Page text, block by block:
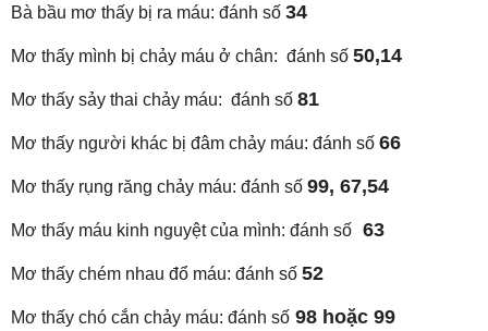
Bà bầu mơ thấy bị ra máu: đánh số 34
Mơ thấy mình bị chảy máu ở chân: đánh số 50,14
Mơ thấy sảy thai chảy máu: đánh số 81
Mơ thấy người khác bị đâm chảy máu: đánh số 66
Mơ thấy rụng răng chảy máu: đánh số 99, 67,54
Mơ thấy máu kinh nguyệt của mình: đánh số 63
Mơ thấy chém nhau đổ máu: đánh số 52
Mơ thấy chó cắn chảy máu: đánh số 98 hoặc 99